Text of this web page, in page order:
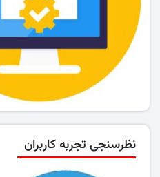
نظرسنجی تجربه کاربران